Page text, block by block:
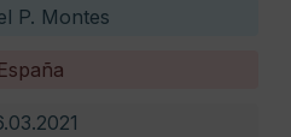
P. Montes
España